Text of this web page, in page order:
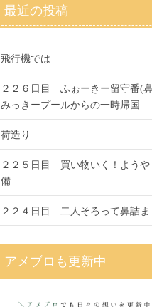
最近の投稿
飛行機では
２２６日目 ふぉーきー留守番(鼻
みっきープールからの一時帰国
荷造り
２２５日目 買い物いく！ようや
備
２２４日目 二人そろって鼻詰ま
アメブロも更新中